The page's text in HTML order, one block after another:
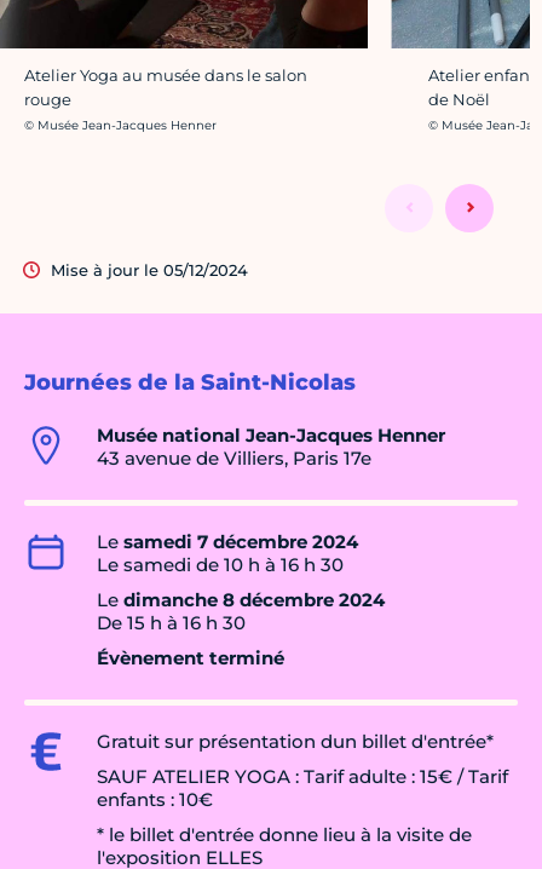
Journées de la Saint-Nicolas
Musée national Jean-Jacques Henner
43 avenue de Villiers, Paris 17e
Le samedi 7 décembre 2024
Le samedi de 10 h à 16 h 30
Le dimanche 8 décembre 2024
De 15 h à 16 h 30
Évènement terminé
Gratuit sur présentation dun billet d'entrée*
SAUF ATELIER YOGA : Tarif adulte : 15€ / Tarif
enfants : 10€
* le billet d'entrée donne lieu à la visite de
l'exposition ELLES
Atelier Yoga au musée dans le salon
rouge
Crédit photo :
© Musée Jean-Jacques Henner
Atelier enfant
de Noël
Crédit photo :
© Musée Jean-
Mise à jour le 05/12/2024